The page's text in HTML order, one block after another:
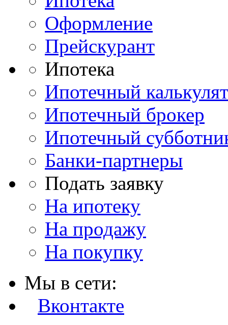
Оформление
Прейскурант
Ипотека
Ипотечный
Ипотечный брокер
Ипотечный
Банки-партнеры
Подать заявку
На ипотеку
На продажу
На покупку
Мы в сети:
Вконтакте